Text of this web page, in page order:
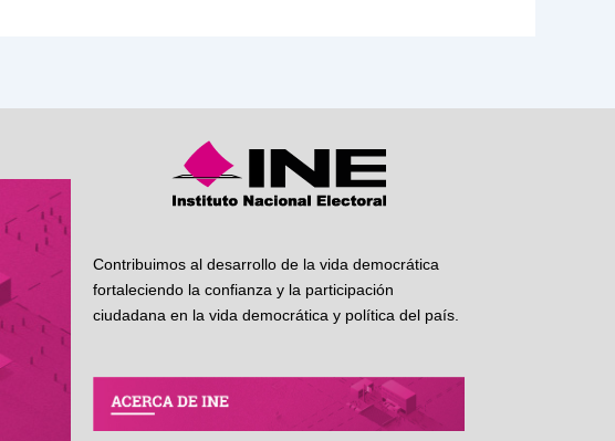
Contribuimos al desarrollo de la vida democrática
fortaleciendo la confianza y la participación
ciudadana en la vida democrática y política del país.